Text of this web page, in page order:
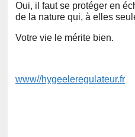
Oui, il faut se protéger en
de la nature qui, à elles
Votre vie le mérite bien.
www//hygeeleregulateur.fr